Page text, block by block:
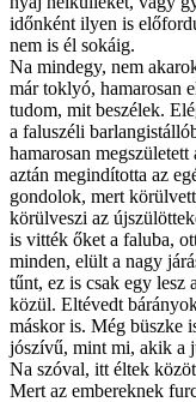
időnként ilyen is
nem is él sokáig.
Na mindegy, nem
már toklyó, hamarosan
tudom, mit beszélek.
a faluszéli
hamarosan
aztán megindította az
gondolok, mert
körülveszi az
is vitték őket a faluba,
minden, elült a nagy
tűnt, ez is csak egy lesz
közül. Eltévedt
máskor is. Még büszke
jószívű, mint mi, akik a
Na szóval, itt éltek
Mert az embereknek